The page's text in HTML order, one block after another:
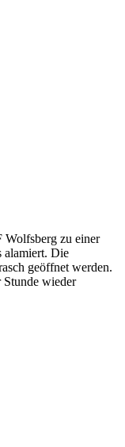
zu einer
alamiert. Die
geöffnet werden.
Stunde wieder